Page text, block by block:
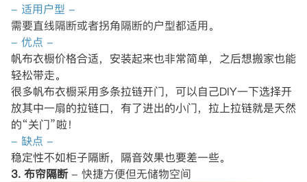
- 适用户型 -
需要直线隔断或者拐角隔断的户型都适用。
- 优点 -
帆布衣橱价格合适，安装起来也非常简单，之后想搬家也能
轻松带走。
很多帆布衣橱采用多条拉链开门，可以自己DIY一下选择开
放其中一扇的拉链口，有了进出的小门，拉上拉链就是天然
的“关门”啦！
- 缺点 -
稳定性不如柜子隔断，隔音效果也要差一些。
3. 布帘隔断 - 快捷方便但无储物空间